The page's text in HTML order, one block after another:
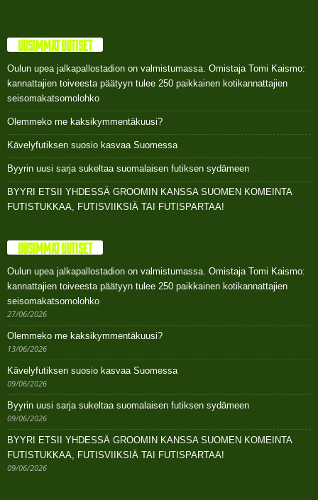
UUSIMMAT UUTISET
Oulun upea jalkapallostadion on valmistumassa. Omistaja Tomi Kaismo:
kannattajien toiveesta päätyyn tulee 250 paikkainen kotikannattajien
seisomakatsomolohko
Olemmeko me kaksikymmentäkuusi?
Kävelyfutiksen suosio kasvaa Suomessa
Byyrin uusi sarja sukeltaa suomalaisen futiksen sydämeen
BYYRI ETSII YHDESSÄ GROOMIN KANSSA SUOMEN KOMEINTA
FUTISTUKKAA, FUTISVIIKSIÄ TAI FUTISPARTAA!
UUSIMMAT UUTISET
Oulun upea jalkapallostadion on valmistumassa. Omistaja Tomi Kaismo:
kannattajien toiveesta päätyyn tulee 250 paikkainen kotikannattajien
seisomakatsomolohko
27/06/2026
Olemmeko me kaksikymmentäkuusi?
13/06/2026
Kävelyfutiksen suosio kasvaa Suomessa
09/06/2026
Byyrin uusi sarja sukeltaa suomalaisen futiksen sydämeen
09/06/2026
BYYRI ETSII YHDESSÄ GROOMIN KANSSA SUOMEN KOMEINTA
FUTISTUKKAA, FUTISVIIKSIÄ TAI FUTISPARTAA!
09/06/2026